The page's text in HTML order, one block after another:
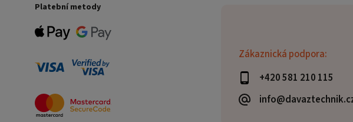
Zákaznická podpora:
+420 581 210 115
Platební metody